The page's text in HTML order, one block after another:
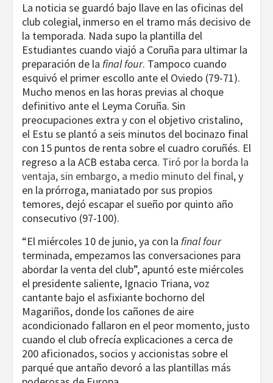
La noticia se guardó bajo llave en las oficinas del
club colegial, inmerso en el tramo más decisivo de
la temporada. Nada supo la plantilla del
Estudiantes cuando viajó a Coruña para ultimar la
preparación de la final four. Tampoco cuando
esquivó el primer escollo ante el Oviedo (79-71).
Mucho menos en las horas previas al choque
definitivo ante el Leyma Coruña. Sin
preocupaciones extra y con el objetivo cristalino,
el Estu se plantó a seis minutos del bocinazo final
con 15 puntos de renta sobre el cuadro coruñés. El
regreso a la ACB estaba cerca. Tiró por la borda la
ventaja, sin embargo, a medio minuto del final, y
en la prórroga, maniatado por sus propios
temores, dejó escapar el sueño por quinto año
consecutivo (97-100).
“El miércoles 10 de junio, ya con la final four
terminada, empezamos las conversaciones para
abordar la venta del club”, apuntó este miércoles
el presidente saliente, Ignacio Triana, voz
cantante bajo el asfixiante bochorno del
Magariños, donde los cañones de aire
acondicionado fallaron en el peor momento, justo
cuando el club ofrecía explicaciones a cerca de
200 aficionados, socios y accionistas sobre el
parqué que antaño devoró a las plantillas más